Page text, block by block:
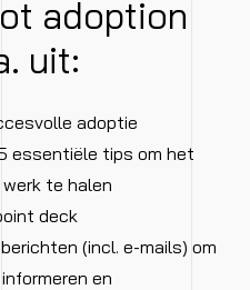
adoption
uit:
adoptie
essentiële tips om het
te halen
deck
(incl. e-mails) om
en